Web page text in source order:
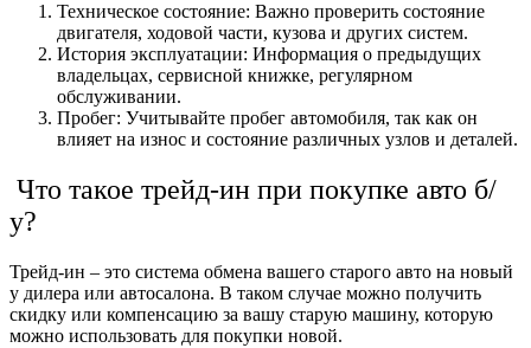
Техническое состояние: Важно проверить состояние
двигателя, ходовой части, кузова и других систем.
История эксплуатации: Информация о предыдущих
владельцах, сервисной книжке, регулярном
обслуживании.
Пробег: Учитывайте пробег автомобиля, так как он
влияет на износ и состояние различных узлов и деталей.
Что такое трейд-ин при покупке авто б/
у?
Трейд-ин – это система обмена вашего старого авто на новый
у дилера или автосалона. В таком случае можно получить
скидку или компенсацию за вашу старую машину, которую
можно использовать для покупки новой.